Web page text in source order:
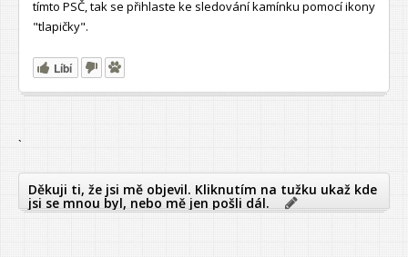
tímto PSČ, tak se přihlaste ke sledování kamínku pomocí ikony
"tlapičky".
Líbí
`
Děkuji ti, že jsi mě objevil. Kliknutím na tužku ukaž kde
jsi se mnou byl, nebo mě jen pošli dál.